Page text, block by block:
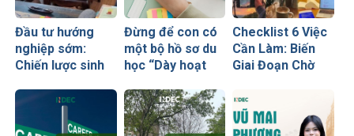
Đầu tư hướng
nghiệp sớm:
Chiến lược sinh
của những cha
Đừng để con có
một bộ hồ sơ du
học “Dày hoạt
thiếu năng lực”
Checklist 6 Việc
Cần Làm: Biến
Giai Đoạn Chờ
“Bước Đệm
Vàng” Cất Cánh